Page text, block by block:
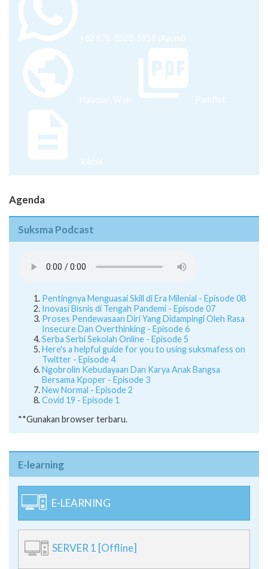
+62 878-8528-5958 (Ayumi)
Halaman Web Pamflet
Juknis
Agenda
Suksma Podcast
Pentingnya Menguasai Skill di Era Milenial - Episode 08
Inovasi Bisnis di Tengah Pandemi - Episode 07
Proses Pendewasaan Diri Yang Didampingi Oleh Rasa
Insecure Dan Overthinking - Episode 6
Serba Serbi Sekolah Online - Episode 5
Here's a helpful guide for you to using suksmafess on
Twitter - Episode 4
Ngobrolin Kebudayaan Dan Karya Anak Bangsa
Bersama Kpoper - Episode 3
New Normal - Episode 2
Covid 19 - Episode 1
**Gunakan browser terbaru.
E-learning
E-LEARNING
SERVER 1 [Offline]